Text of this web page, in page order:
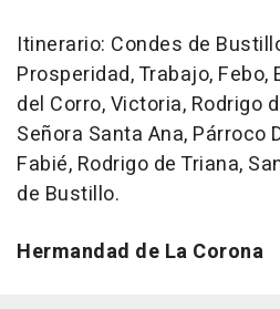
Itinerario: Condes de
Prosperidad, Trabajo, Febo,
del Corro, Victoria, Rodrigo
Señora Santa Ana, Párroco
Fabié, Rodrigo de Triana,
de Bustillo.
Hermandad de La Corona